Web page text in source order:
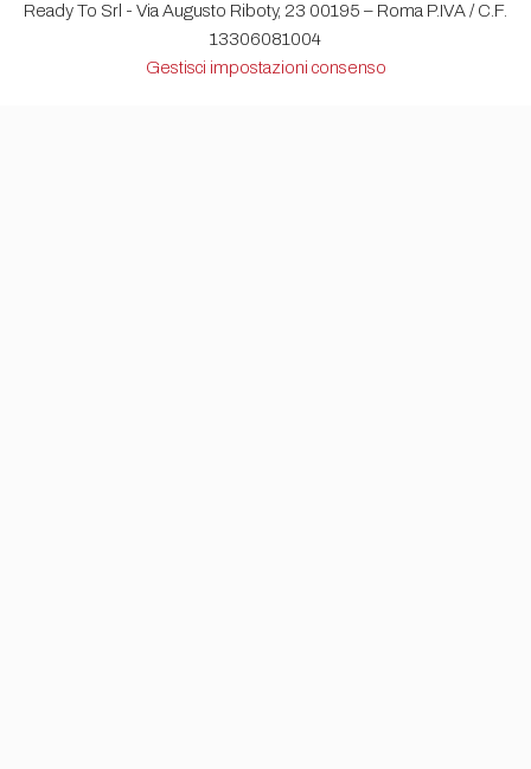
Ready To Srl - Via Augusto Riboty, 23 00195 – Roma P.IVA / C.F.
13306081004
Gestisci impostazioni consenso